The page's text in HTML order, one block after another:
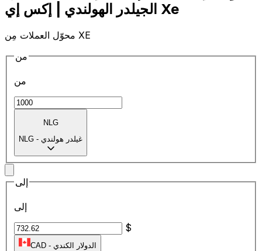
الجيلدر الهولندي | إكس إي Xe
محوّل العملات مِن XE
من
من
NLG
NLG - غيلدر هولندي
إلى
إلى
$
CAD - الدولار الكندي